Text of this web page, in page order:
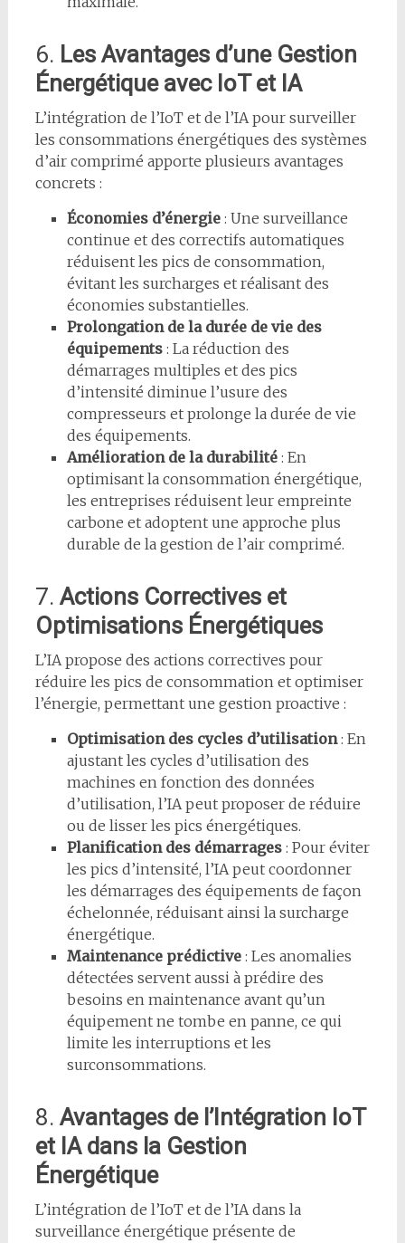
6. Les Avantages d’une Gestion
Énergétique avec IoT et IA
L’intégration de l’IoT et de l’IA pour surveiller
les consommations énergétiques des systèmes
d’air comprimé apporte plusieurs avantages
concrets :
Économies d’énergie: Une surveillance
continue et des correctifs automatiques
réduisent les pics de consommation,
évitant les surcharges et réalisant des
économies substantielles.
Prolongation de la durée de vie des
équipements: La réduction des
démarrages multiples et des pics
d’intensité diminue l’usure des
compresseurs et prolonge la durée de vie
des équipements.
Amélioration de la durabilité: En
optimisant la consommation énergétique,
les entreprises réduisent leur empreinte
carbone et adoptent une approche plus
durable de la gestion de l’air comprimé.
7. Actions Correctives et
Optimisations Énergétiques
L’IA propose des actions correctives pour
réduire les pics de consommation et optimiser
l’énergie, permettant une gestion proactive :
Optimisation des cycles d’utilisation: En
ajustant les cycles d’utilisation des
machines en fonction des données
d’utilisation, l’IA peut proposer de réduire
ou de lisser les pics énergétiques.
Planification des démarrages: Pour éviter
les pics d’intensité, l’IA peut coordonner
les démarrages des équipements de façon
échelonnée, réduisant ainsi la surcharge
énergétique.
Maintenance prédictive: Les anomalies
détectées servent aussi à prédire des
besoins en maintenance avant qu’un
équipement ne tombe en panne, ce qui
limite les interruptions et les
surconsommations.
8. Avantages de l’Intégration IoT
et IA dans la Gestion
Énergétique
L’intégration de l’IoT et de l’IA dans la
surveillance énergétique présente de